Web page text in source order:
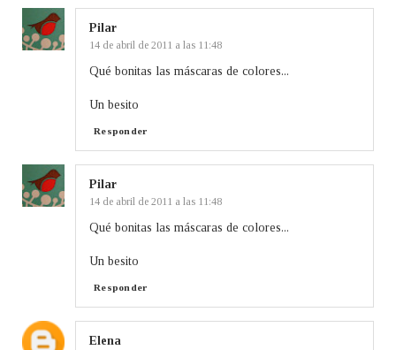
Pilar
14 de abril de 2011 a las 11:48
Qué bonitas las máscaras de colores...
Un besito
Responder
Pilar
14 de abril de 2011 a las 11:48
Qué bonitas las máscaras de colores...
Un besito
Responder
Elena